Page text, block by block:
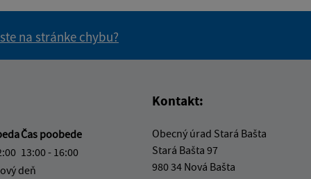
na stránke chybu?
Čas poobede
13:00 - 16:00
deň
Kontakt:
Obecný úrad Stará Bašta
Stará Bašta 97
980 34 Nová Bašta